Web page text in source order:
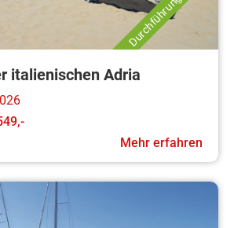
italienischen Adria
Mehr erfahren